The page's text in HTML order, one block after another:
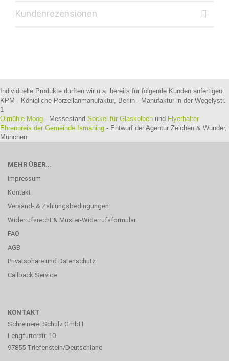
Kundenrezensionen
Individuelle Produkte durften wir u.a. bereits für folgende Kunden anfertigen:
KPM - Königliche Porzellanmanufaktur, Berlin - Manufaktur in der Wegelystr.
1
Ölmühle Moog - Messestand Sockel für Glaskolben und Flyerhalter
Ehrenpreis der Gemeinde Ismaning - Entwurf der Agentur Zeichen & Wunder,
München
MEHR ÜBER...
Impressum
Kontakt
Versand- & Zahlungsbedingungen
Widerrufsrecht & Muster-Widerrufsformular
FAQ
AGB
Privatsphäre und Datenschutz
Callback Service
KONTAKT
Schreinerei Schulz GmbH
Lengfurterstr. 10
97855 Triefenstein/Deutschland